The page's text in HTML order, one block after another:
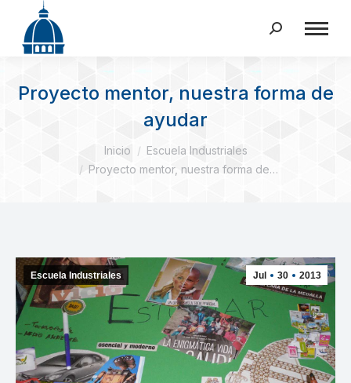
Buscar:
Proyecto mentor, nuestra forma de
ayudar
Inicio
Escuela Industriales
Proyecto mentor, nuestra forma de…
Jul 30 2013
Escuela Industriales